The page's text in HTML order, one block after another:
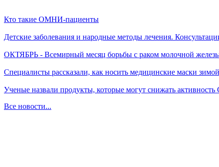
Кто такие ОМНИ-пациенты
Детские заболевания и народные методы лечения.
ОКТЯБРЬ - Всемирный месяц борьбы с раком молочной
Специалисты рассказали, как носить медицинские маски зимой
Ученые назвали продукты, которые могут снижать
Все новости...